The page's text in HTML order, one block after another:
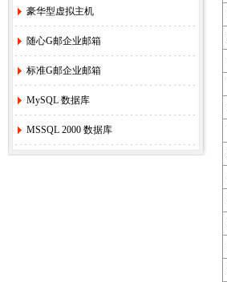
2022年08月26日
2.关于《全面实行域名实名制》的紧急通
知！ [2022-6-23]
3.
关于.com价格调整的通知
4. 香港独享服务器69硬件升级通知！
5.香港服务器机房线路升级维护通知
11-27]
豪华型虚拟主机
随心G邮企业邮箱
标准G邮企业邮箱
MySQL 数据库
MSSQL 2000 数据库